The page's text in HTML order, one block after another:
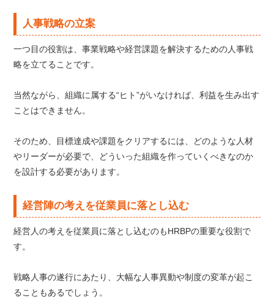
人事戦略の立案
一つ目の役割は、事業戦略や経営課題を解決するための人事戦
略を立てることです。
当然ながら、組織に属する“ヒト”がいなければ、利益を生み出す
ことはできません。
そのため、目標達成や課題をクリアするには、どのような人材
やリーダーが必要で、どういった組織を作っていくべきなのか
を設計する必要があります。
経営陣の考えを従業員に落とし込む
経営人の考えを従業員に落とし込むのもHRBPの重要な役割で
す。
戦略人事の遂行にあたり、大幅な人事異動や制度の変革が起こ
ることもあるでしょう。